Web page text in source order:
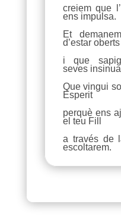
creiem que
ens impulsa.
Et
d’estar
i que
seves
Que vingui
Esperit
perquè ens
el teu Fill
a través de
escoltarem.